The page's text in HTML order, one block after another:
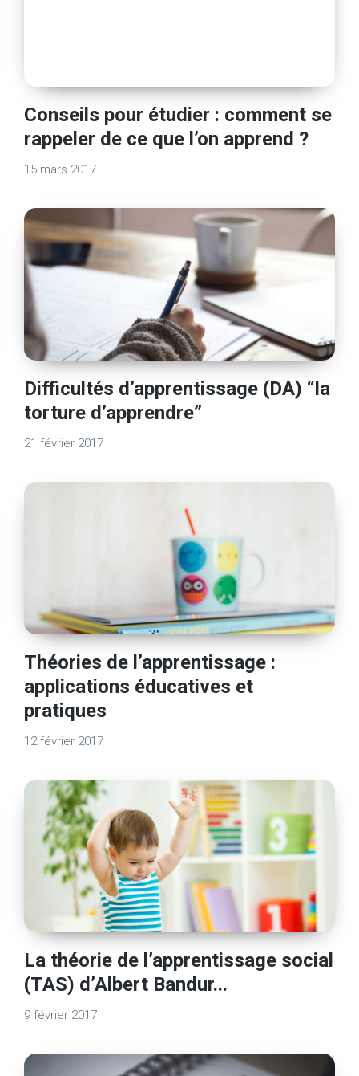
Conseils pour étudier : comment se
rappeler de ce que l’on apprend ?
15 mars 2017
Difficultés d’apprentissage (DA) “la
torture d’apprendre”
21 février 2017
Théories de l’apprentissage :
applications éducatives et
pratiques
12 février 2017
La théorie de l’apprentissage social
(TAS) d’Albert Bandur...
9 février 2017